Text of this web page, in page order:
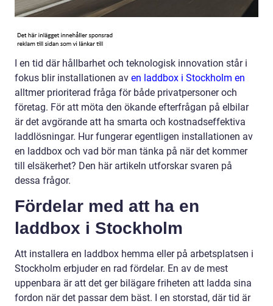
I en tid där hållbarhet och teknologisk innovation står i
fokus blir installationen av en laddbox i Stockholm en
alltmer prioriterad fråga för både privatpersoner och
företag. För att möta den ökande efterfrågan på elbilar
är det avgörande att ha smarta och kostnadseffektiva
laddlösningar. Hur fungerar egentligen installationen av
en laddbox och vad bör man tänka på när det kommer
till elsäkerhet? Den här artikeln utforskar svaren på
dessa frågor.
Fördelar med att ha en
laddbox i Stockholm
Att installera en laddbox hemma eller på arbetsplatsen i
Stockholm erbjuder en rad fördelar. En av de mest
uppenbara är att det ger bilägare friheten att ladda sina
fordon när det passar dem bäst. I en storstad, där tid är